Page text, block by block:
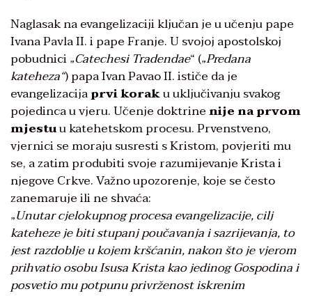
Naglasak na evangelizaciji ključan je u učenju pape
Ivana Pavla II. i pape Franje. U svojoj apostolskoj
pobudnici „Catechesi Tradendae“ („Predana
kateheza“) papa Ivan Pavao II. ističe da je
evangelizacijaprvi koraku uključivanju svakog
pojedinca u vjeru. Učenje doktrinenije na prvom
mjestuu katehetskom procesu. Prvenstveno,
vjernici se moraju susresti s Kristom, povjeriti mu
se, a zatim produbiti svoje razumijevanje Krista i
njegove Crkve. Važno upozorenje, koje se često
zanemaruje ili ne shvaća:
„Unutar cjelokupnog procesa evangelizacije, cilj
kateheze je biti stupanj poučavanja i sazrijevanja, to
jest razdoblje u kojem kršćanin, nakon što je vjerom
prihvatio osobu Isusa Krista kao jedinog Gospodina i
posvetio mu potpunu privrženost iskrenim